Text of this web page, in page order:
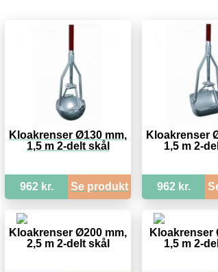
Kloakrenser Ø130 mm,
1,5 m 2-delt skål
962 kr. Se produkt
Kloakrenser
1,5 m 2-
962 kr.
Kloakrenser Ø200 mm,
2,5 m 2-delt skål
Kloakrenser
1,5 m 2-